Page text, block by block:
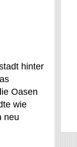
hinter
Oasen
wie
neu